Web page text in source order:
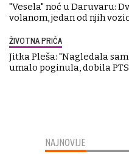
"Vesela" noć u Daruvaru:
volanom, jedan od njih
ŽIVOTNA PRIČA
Jitka Pleša: "Nagledala
umalo poginula, dobila
NAJNOVIJE